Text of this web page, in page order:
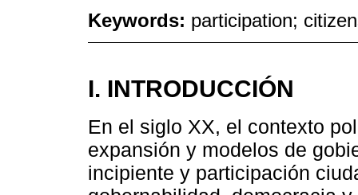
Keywords: participation;
I. INTRODUCCIÓN
En el siglo XX, el contexto
expansión y modelos de
incipiente y participación